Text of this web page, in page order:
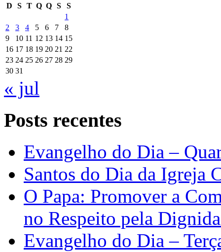
D
S T Q Q S
S
1
2
3 4 5 6 7
8
9
10 11 12 13 14 15
16 17 18 19 20 21 22
23 24 25 26 27 28 29
30 31
« jul
Posts recentes
Evangelho do Dia –
Santos do Dia da Igreja
O Papa: Promover a
no Respeito pela
Evangelho do Dia –